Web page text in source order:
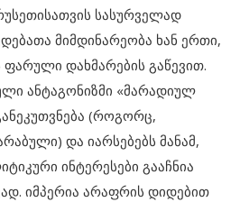
სასურველად
მიმდინარეობა ხან ერთი,
ფარული დახმარების გაწევით.
ანტაგონიზმი «მარადიულ
(როგორც,
და იარსებებს მანამ,
ინტერესები გააჩნია
იმპერია არაფრის დიდებით